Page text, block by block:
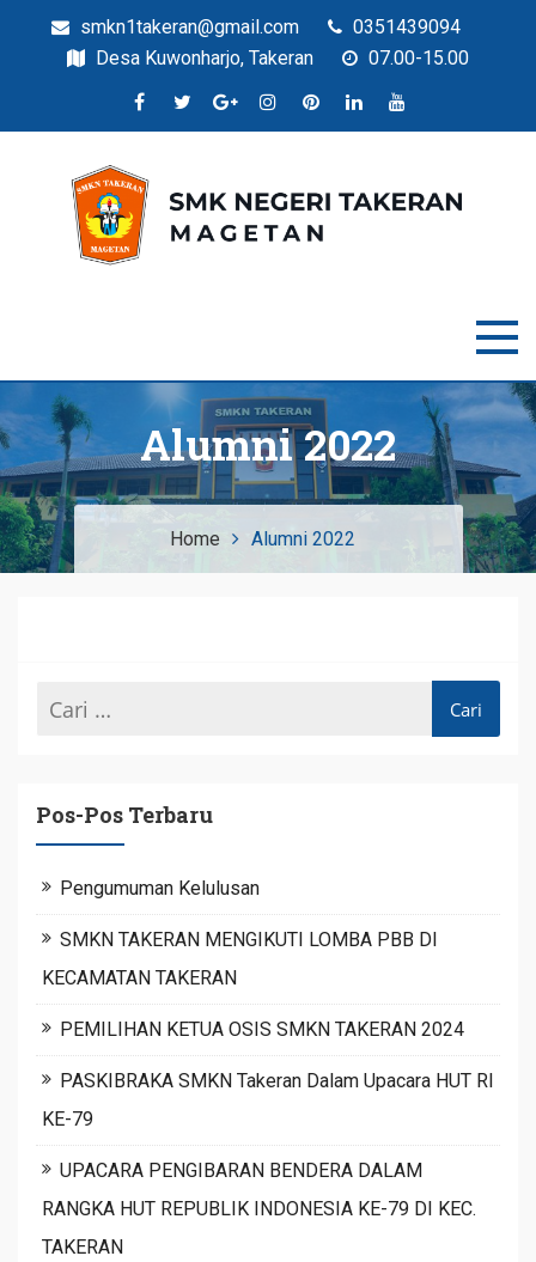
smkn1takeran@gmail.com
0351439094
Desa Kuwonharjo, Takeran
07.00-15.00
Situs Resmi SMKN Takeran
Alumni 2022
Home Alumni 2022
Pos-Pos Terbaru
Pengumuman Kelulusan
SMKN TAKERAN MENGIKUTI LOMBA PBB DI
KECAMATAN TAKERAN
PEMILIHAN KETUA OSIS SMKN TAKERAN 2024
PASKIBRAKA SMKN Takeran Dalam Upacara HUT RI
KE-79
UPACARA PENGIBARAN BENDERA DALAM
RANGKA HUT REPUBLIK INDONESIA KE-79 DI KEC.
TAKERAN